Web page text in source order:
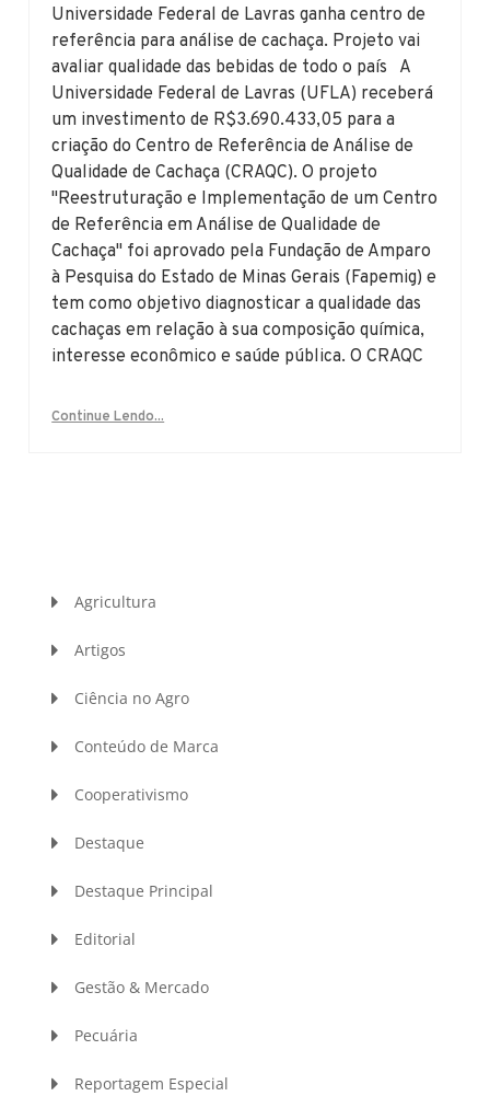
Universidade Federal de Lavras ganha centro de
referência para análise de cachaça. Projeto vai
avaliar qualidade das bebidas de todo o país A
Universidade Federal de Lavras (UFLA) receberá
um investimento de R$3.690.433,05 para a
criação do Centro de Referência de Análise de
Qualidade de Cachaça (CRAQC). O projeto
"Reestruturação e Implementação de um Centro
de Referência em Análise de Qualidade de
Cachaça" foi aprovado pela Fundação de Amparo
à Pesquisa do Estado de Minas Gerais (Fapemig) e
tem como objetivo diagnosticar a qualidade das
cachaças em relação à sua composição química,
interesse econômico e saúde pública. O CRAQC
Continue Lendo...
Agricultura
Artigos
Ciência no Agro
Conteúdo de Marca
Cooperativismo
Destaque
Destaque Principal
Editorial
Gestão & Mercado
Pecuária
Reportagem Especial